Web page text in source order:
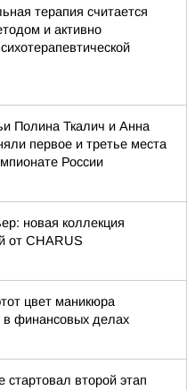
терапия считается
и активно
Полина Ткалич и Анна
первое и третье места
России
новая коллекция
от CHARUS
цвет маникюра
в финансовых делах
стартовал второй этап